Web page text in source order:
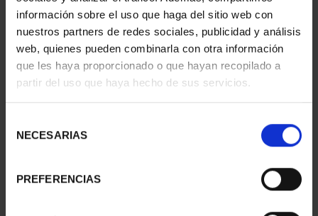
información sobre el uso que haga del sitio web con
nuestros partners de redes sociales, publicidad y análisis
web, quienes pueden combinarla con otra información
que les haya proporcionado o que hayan recopilado a
partir del uso que haya hecho de sus servicios.
NECESARIAS
PREFERENCIAS
SUBSCRIPTION SPANISH
€1,095.00
HISTORY OF AVIATION -
€338.80